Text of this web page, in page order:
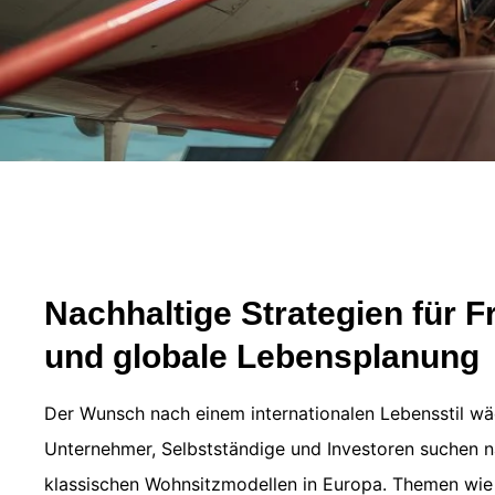
Nachhaltige Strategien für
und globale Lebensplanung
Der Wunsch nach einem internationalen Lebensstil
Unternehmer, Selbstständige und Investoren suchen
klassischen Wohnsitzmodellen in Europa. Themen